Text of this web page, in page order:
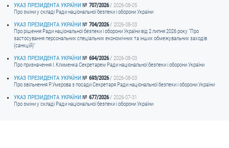
УКАЗ ПРЕЗИДЕНТА УКРАЇНИ 707/2026
2026-08-05
Про зміни у складі Ради національної безпеки і оборони України
УКАЗ ПРЕЗИДЕНТА УКРАЇНИ
704/2026
2026-08-03
Про рішення Ради національної безпеки і оборони України від 2 липня 2026 року "Про
застосування персональних спеціальних економічних та інших обмежувальних заходів
(санкцій)"
УКАЗ ПРЕЗИДЕНТА УКРАЇНИ
694/2026
2026-08-03
Про призначення I.Клименка Секретарем Ради національної безпеки і оборони України
УКАЗ ПРЕЗИДЕНТА УКРАЇНИ
693/2026
2026-08-03
Про звільнення Р.Умєрова з посади Секретаря Ради національної безпеки і оборони України
УКАЗ ПРЕЗИДЕНТА УКРАЇНИ
677/2026
2026-07-31
Про зміни у складі Ради національної безпеки і оборони України